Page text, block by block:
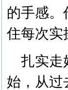
的手感。
住每次实
扎实走
始，从过